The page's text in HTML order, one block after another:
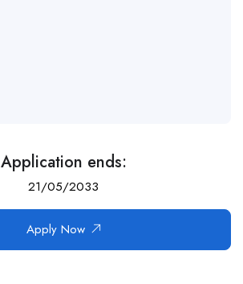
Application ends:
21/05/2033
Apply Now